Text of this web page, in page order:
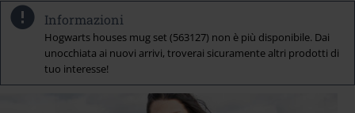
Informazioni
Hogwarts houses mug set (563127) non è più disponibile. Dai
unocchiata ai nuovi arrivi, troverai sicuramente altri prodotti di
tuo interesse!